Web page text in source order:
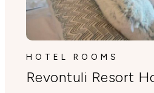
HOTEL ROOMS
Revontuli Resort